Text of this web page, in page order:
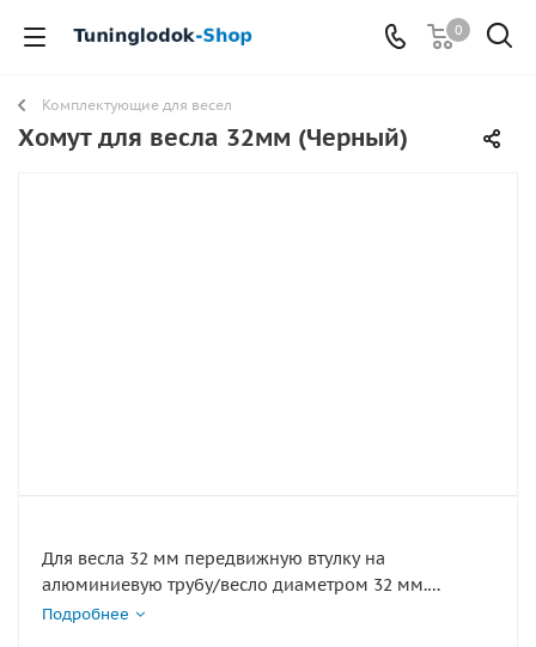
0
Комплектующие для весел
Хомут для весла 32мм (Черный)
Для весла 32 мм передвижную втулку на
алюминиевую трубу/весло диаметром 32 мм.
отверстие под шток уключины 12мм Регулируемое
Подробнее